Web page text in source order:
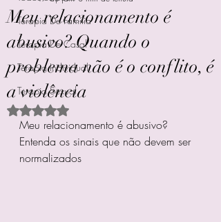
Terapia De Família
Terapia De Casal
Terapia Individual
Terapia Sexual
Meu relacionamento é
abusivo? Quando o
problema não é o conflito, é
a violência
Avaliado com NaN de 5 estrelas.
Meu relacionamento é abusivo?
Entenda os sinais que não devem ser
normalizados